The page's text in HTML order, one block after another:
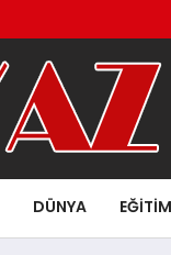
DÜNYA EĞITIM